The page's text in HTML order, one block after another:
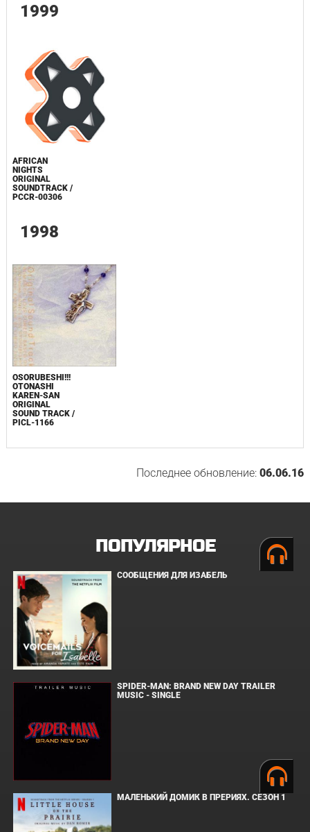
1999
AFRICAN
NIGHTS
ORIGINAL
SOUNDTRACK /
PCCR-00306
1998
OSORUBESHI!!!
OTONASHI
KAREN-SAN
ORIGINAL
SOUND TRACK /
PICL-1166
Последнее обновление:06.06.16
ПОПУЛЯРНОЕ
СООБЩЕНИЯ ДЛЯ ИЗАБЕЛЬ
SPIDER-MAN: BRAND NEW DAY TRAILER
MUSIC - SINGLE
МАЛЕНЬКИЙ ДОМИК В ПРЕРИЯХ. СЕЗОН 1